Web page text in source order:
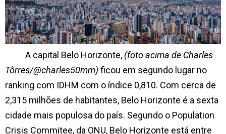
A capital Belo Horizonte, (foto acima de Charles
Tôrres/@charles50mm) ficou em segundo lugar no
ranking com IDHM com o índice 0,810. Com cerca de
2,315 milhões de habitantes, Belo Horizonte é a sexta
cidade mais populosa do país. Segundo o Population
Crisis Commitee, da ONU, Belo Horizonte está entre